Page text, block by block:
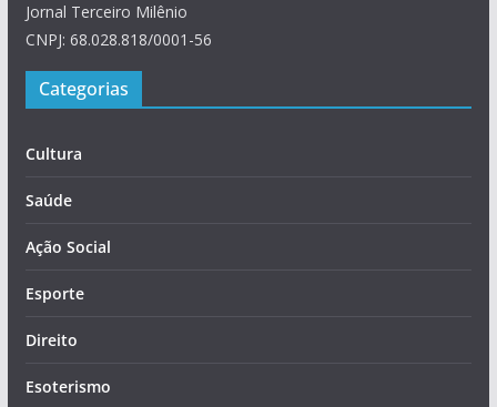
Jornal Terceiro Milênio
CNPJ: 68.028.818/0001-56
Categorias
Cultura
Saúde
Ação Social
Esporte
Direito
Esoterismo